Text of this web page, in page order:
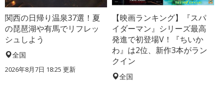
関西の日帰り温泉37選！夏
の琵琶湖や有馬でリフレッ
シュしよう
全国
2026年8月7日 18:25 更新
【映画ランキング】『スパ
イダーマン』シリーズ最高
発進で初登場V！『ちいか
わ』は2位、新作3本がラン
クイン
全国